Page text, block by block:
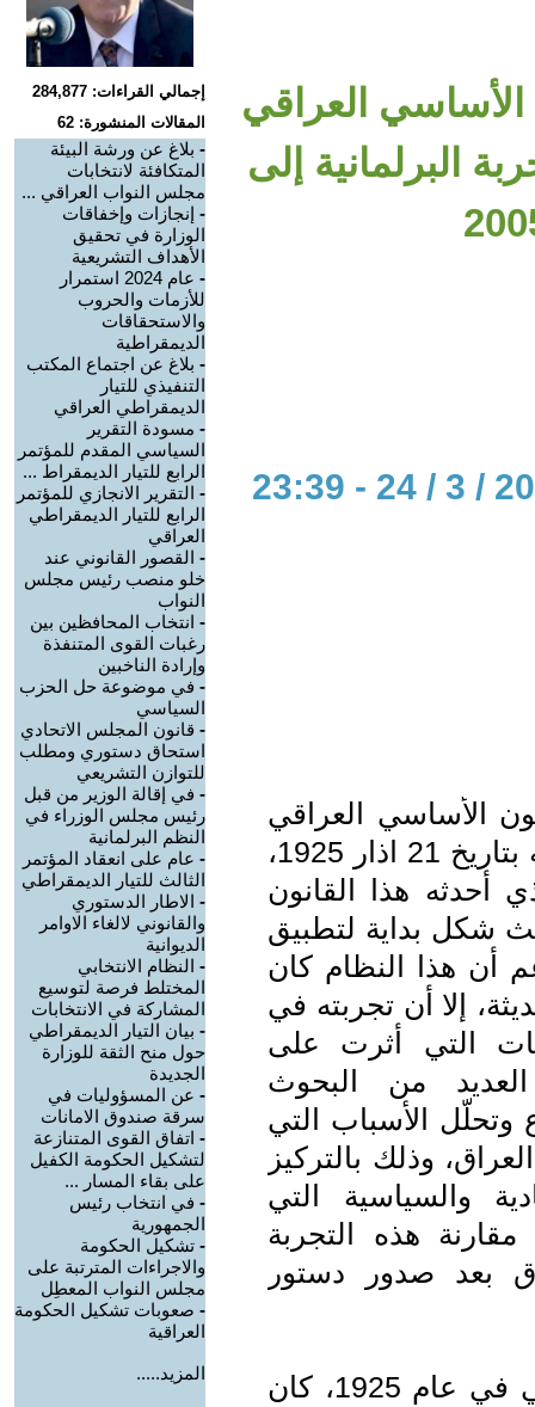
الأساسي العراقي
البرلمانية إلى
الأساسي العراقي
لعام 1925، الذي تمت المصادقة عليه بتاريخ 21 اذار 1925،
أحدثه هذا القانون
شكل بداية لتطبيق
أن هذا النظام كان
إلا أن تجربته في
التي أثرت على
من البحوث
وتحلّل الأسباب التي
وذلك بالتركيز
والسياسية التي
هذه التجربة
بعد صدور دستور
عندما صدر القانون الأساسي العراقي في عام 1925، كان
إجمالي القراءات: 284,877
المقالات المنشورة: 62
- بلاغ عن ورشة البيئة
المتكافئة لانتخابات
مجلس النواب العراقي ...
- إنجازات وإخفاقات
الوزارة في تحقيق
الأهداف التشريعية
-
عام 2024 استمرار
للأزمات والحروب
والاستحقاقات
الديمقراطية
- بلاغ عن اجتماع المكتب
التنفيذي للتيار
الديمقراطي العراقي
- مسودة التقرير
السياسي المقدم للمؤتمر
الرابع للتيار الديمقراط ...
- التقرير الانجازي للمؤتمر
الرابع للتيار الديمقراطي
العراقي
- القصور القانوني عند
خلو منصب رئيس مجلس
النواب
- انتخاب المحافظين بين
رغبات القوى المتنفذة
وإرادة الناخبين
- في موضوعة حل الحزب
السياسي
- قانون المجلس الاتحادي
استحاق دستوري ومطلب
للتوازن التشريعي
- في إقالة الوزير من قبل
رئيس مجلس الوزراء في
النظم البرلمانية
- عام على انعقاد المؤتمر
الثالث للتيار الديمقراطي
- الاطار الدستوري
والقانوني لالغاء الاوامر
الديوانية
- النظام الانتخابي
المختلط فرصة لتوسيع
المشاركة في الانتخابات
- بيان التيار الديمقراطي
حول منح الثقة للوزارة
الجديدة
- عن المسؤوليات في
سرقة صندوق الامانات
- اتفاق القوى المتنازعة
لتشكيل الحكومة الكفيل
على بقاء المسار ...
- في انتخاب رئيس
الجمهورية
- تشكيل الحكومة
والاجراءات المترتبة على
مجلس النواب المعطِل
- صعوبات تشكيل الحكومة
العراقية
المزيد.....